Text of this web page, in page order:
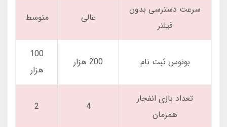
سرعت دسترسی بدون
فیلتر
عالی متوسط
بونوس ثبت نام 200 هزار
100
هزار
تعداد بازی انفجار
همزمان
4
2